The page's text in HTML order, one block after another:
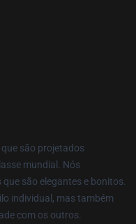
são projetados
mundial. Nós
são elegantes e bonitos.
individual, mas também
com os outros.